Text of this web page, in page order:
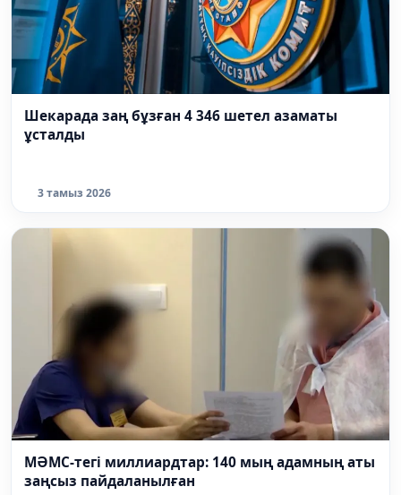
Шекарада заң бұзған 4 346 шетел азаматы
ұсталды
3 тамыз 2026
МӘМС-тегі миллиардтар: 140 мың адамның аты
заңсыз пайдаланылған